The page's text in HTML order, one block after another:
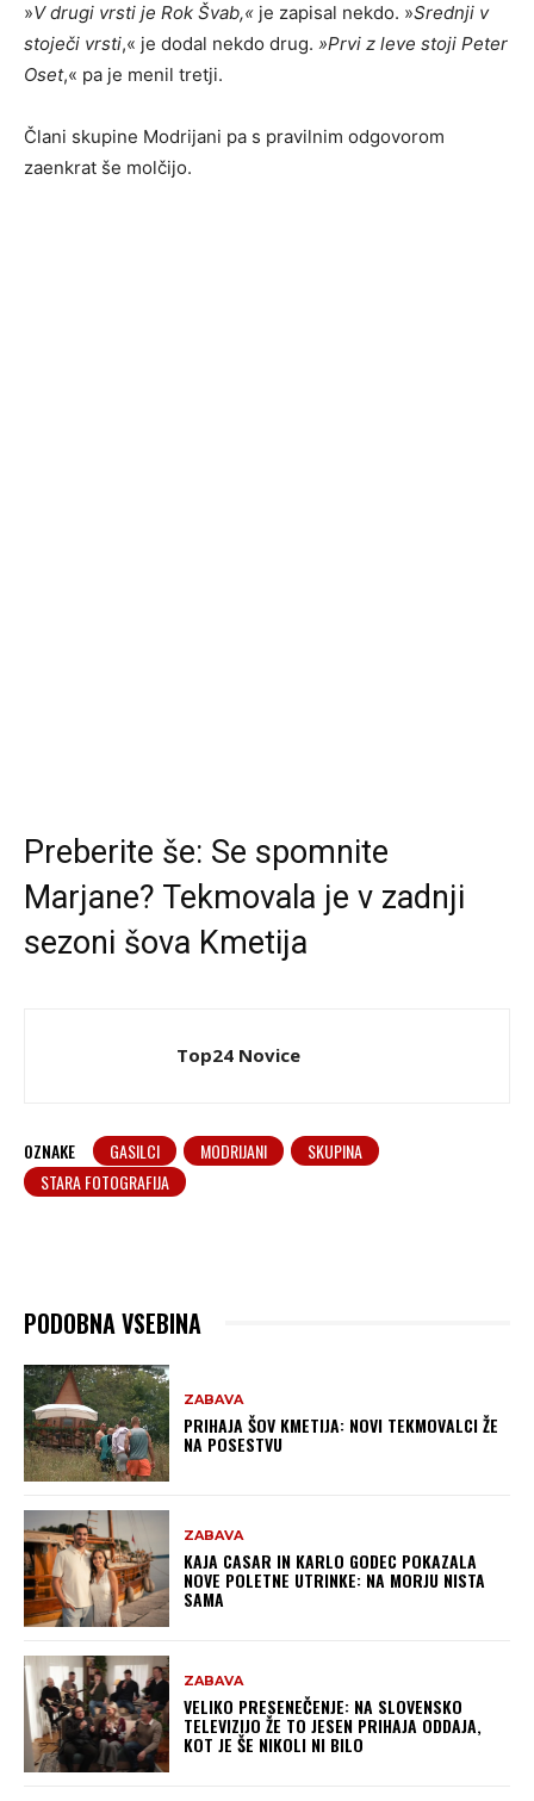
»V drugi vrsti je Rok Švab,« je zapisal nekdo. »Srednji v
stoječi vrsti,« je dodal nekdo drug. »Prvi z leve stoji Peter
Oset,« pa je menil tretji.
Člani skupine Modrijani pa s pravilnim odgovorom
zaenkrat še molčijo.
Preberite še: Se spomnite
Marjane? Tekmovala je v zadnji
sezoni šova Kmetija
Top24 Novice
OZNAKE GASILCI MODRIJANI
SKUPINA
STARA FOTOGRAFIJA
PODOBNA VSEBINA
ZABAVA
PRIHAJA ŠOV KMETIJA: NOVI TEKMOVALCI ŽE
NA POSESTVU
ZABAVA
KAJA CASAR IN KARLO GODEC POKAZALA
NOVE POLETNE UTRINKE: NA MORJU NISTA
SAMA
ZABAVA
VELIKO PRESENEČENJE: NA SLOVENSKO
TELEVIZIJO ŽE TO JESEN PRIHAJA ODDAJA,
KOT JE ŠE NIKOLI NI BILO